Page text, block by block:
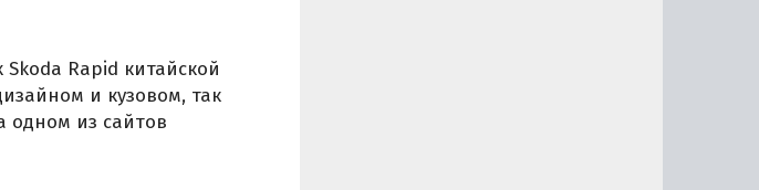
Rapid китайской
и кузовом, так
одном из сайтов